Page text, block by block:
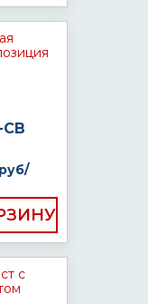
СВ
руб/